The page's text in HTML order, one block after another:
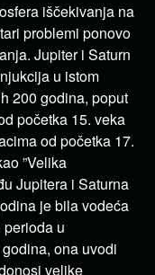
iščekivanja na
problemi ponovo
Jupiter i Saturn
u istom
200 godina, poput
početka 15. veka
od početka 17.
”Velika
Jupitera i Saturna
je bila vodeća
u
ona uvodi
velike